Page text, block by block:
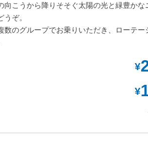
こうから降りそそぐ太陽の光と緑豊か
ぞ。
のグループでお乗りいただき、ローテー
¥
¥